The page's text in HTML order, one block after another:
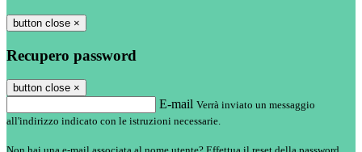
button close ×
Recupero password
button close ×
E-mail Verrà inviato un messaggio
all'indirizzo indicato con le istruzioni necessarie.